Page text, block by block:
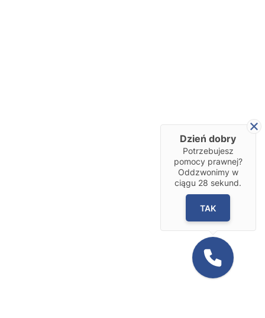
Dzień dobry
Potrzebujesz
pomocy prawnej?
Oddzwonimy w
ciągu 28 sekund.
TAK